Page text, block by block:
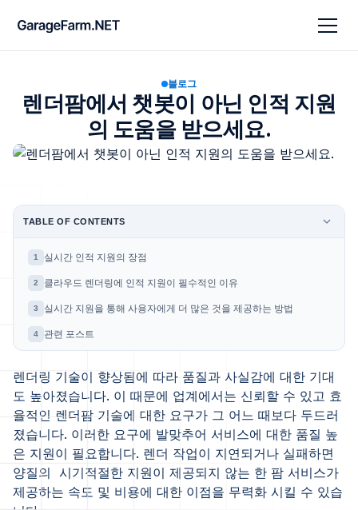
블로그
렌더팜에서 챗봇이 아닌 인적 지원
의 도움을 받으세요.
렌더링 기술이 향상됨에 따라 품질과 사실감에 대한 기대
도 높아졌습니다. 이 때문에 업계에서는 신뢰할 수 있고 효
율적인 렌더팜 기술에 대한 요구가 그 어느 때보다 두드러
졌습니다. 이러한 요구에 발맞추어 서비스에 대한 품질 높
은 지원이 필요합니다. 렌더 작업이 지연되거나 실패하면
양질의 시기적절한 지원이 제공되지 않는 한 팜 서비스가
제공하는 속도 및 비용에 대한 이점을 무력화 시킬 수 있습
TABLE OF CONTENTS
1 실시간 인적 지원의 장점
2 클라우드 렌더링에 인적 지원이 필수적인 이유
3 실시간 지원을 통해 사용자에게 더 많은 것을 제공하는 방법
4 관련 포스트